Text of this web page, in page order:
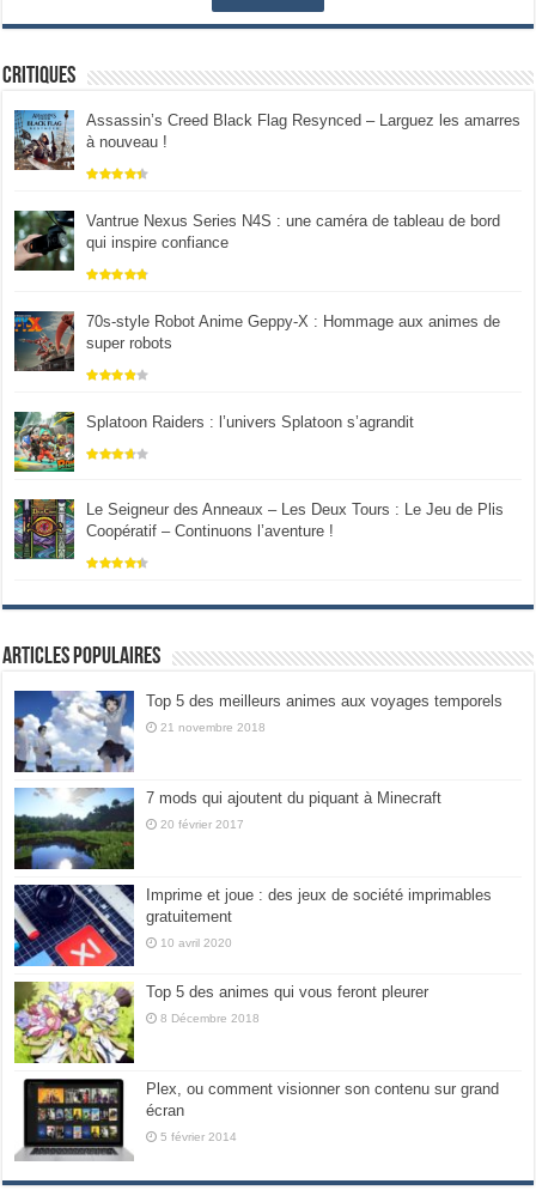
Critiques
Assassin’s Creed Black Flag Resynced – Larguez les amarres
à nouveau !
Vantrue Nexus Series N4S : une caméra de tableau de bord
qui inspire confiance
70s-style Robot Anime Geppy-X : Hommage aux animes de
super robots
Splatoon Raiders : l’univers Splatoon s’agrandit
Le Seigneur des Anneaux – Les Deux Tours : Le Jeu de Plis
Coopératif – Continuons l’aventure !
Articles populaires
Top 5 des meilleurs animes aux voyages temporels
21 novembre 2018
7 mods qui ajoutent du piquant à Minecraft
20 février 2017
Imprime et joue : des jeux de société imprimables
gratuitement
10 avril 2020
Top 5 des animes qui vous feront pleurer
8 Décembre 2018
Plex, ou comment visionner son contenu sur grand
écran
5 février 2014